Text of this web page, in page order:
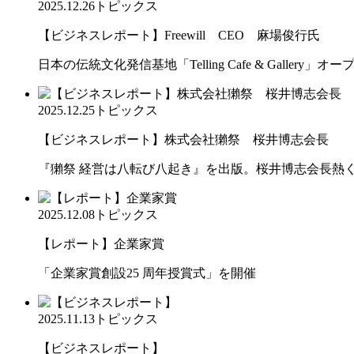
2025.12.26 トピックス
【ビジネスレポート】Freewill CEO 麻場俊行氏
日本の伝統文化発信基地「Telling Cafe & Gallery」オー
2025.12.25 トピックス
【ビジネスレポート】株式会社獺祭 桜井博志会長
『獺祭 経営は八転び八起き』を出版。桜井博志会長熱
2025.12.08 トピックス
【レポート】企業家賞
「企業家賞創設25 周年授賞式」を開催
2025.11.13 トピックス
【ビジネスレポート】